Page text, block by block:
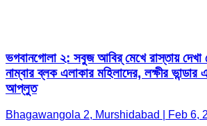
ভগবানগোলা ২: সবুজ আবির্ মেখে রাস্তায়
নাম্বার ব্লক এলাকার মহিলাদের, লক্ষীর
আপ্লুত
Bhagawangola 2, Murshidabad | Feb 6,